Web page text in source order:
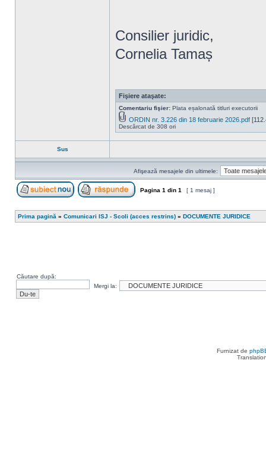
Consilier juridic,
Cornelia Tamaș
Fişiere ataşate:
Comentariu fişier: Plata eșalonată titluri executorii
ORDIN nr. 3.226 din 18 februarie 2026.pdf
Descărcat de 308 ori
Sus
Afişează mesajele din ultimele:
Pagina 1 din 1 [ 1 mesaj ]
Prima pagină » Comunicari ISJ - Scoli (acces restrins) » DOCUMENTE JURIDICE
Căutare după:
Mergi la:
Furnizat de